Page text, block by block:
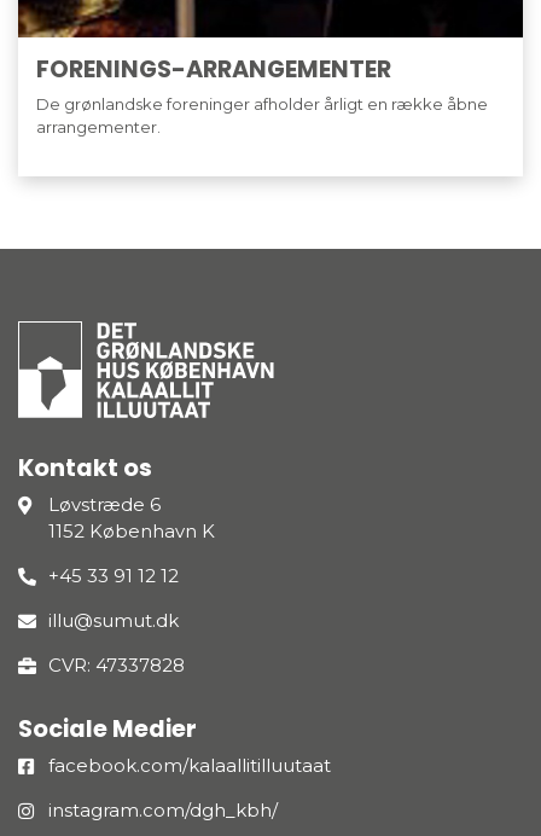
FORENINGS-ARRANGEMENTER
De grønlandske foreninger afholder årligt en række åbne
arrangementer.
Kontakt os
Løvstræde 6
1152 København K
+45 33 91 12 12
illu@sumut.dk
CVR: 47337828
Sociale Medier
facebook.com/kalaallitilluutaat
instagram.com/dgh_kbh/